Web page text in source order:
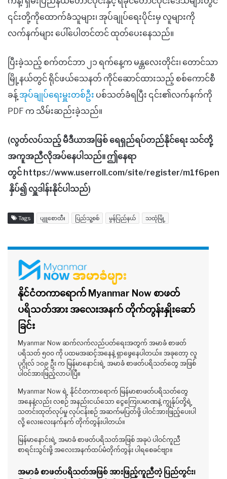
၎င်းတို့ကိုထောက်ခံသူများ၊ အုပ်ချုပ်ရေးပိုင်းမှ လူများကို
လက်နက်များ ပေါ်ပေါတင်တင် ထုတ်ပေးနေသည်။
ပြီးခဲ့သည့် စက်တင်ဘာ ၂၁ ရက်နေ့က မန္တလေးတိုင်း၊ တောင်သာ
မြို့နယ်တွင် ရိုင်ဖယ်သေနတ် ကိုင်ဆောင်ထားသည့် စစ်ကောင်စီ
ခန့် အုပ်ချုပ်ရေးမှူးတစ်ဦး ပစ်သတ်ခံရပြီး ၎င်း၏လက်နက်ကို
PDF က သိမ်းဆည်းခဲ့သည်။
(လွတ်လပ်သည့် မီဒီယာအဖြစ် ရေရှည်ရပ်တည်နိုင်ရေး သင်တို့
အကူအညီလိုအပ်နေပါသည်။ ဤနေရာ
တွင် https://www.userroll.com/site/register/m1f6pen
နှိပ်၍ လှူဒါန်းနိုင်ပါသည်)
Tags ပျူစောထီး ပြည်သူ့စစ် မွန်ပြည်နယ် သထုံမြို့
နိုင်ငံတကာရောက် Myanmar Now စာဖတ်
ပရိသတ်အား အလေးအနက် တိုက်တွန်းနှိုးဆော်
ခြင်း
Myanmar Now ဆက်လက်လည်ပတ်ရေးအတွက် အမာခံ စာဖတ်
ပရိသတ် ၅၀၀ ကို ပထမအဆင့်အနေနဲ့ ရှာဖွေနေပါတယ်။ အခုတော့ လူ
ပုဂ္ဂိုလ် ၁၀၉ ဦး က မြန်မာနောင်းရဲ့ အမာခံ စာဖတ်ပရိသတ်တွေ အဖြစ်
ပါဝင်အားဖြည့်လာပါပြီ။
Myanmar Now ရဲ့ နိုင်ငံတကာရောက် မြန်မာစာဖတ်ပရိသတ်တွေ
အနေနဲ့လည်း လစဉ် အနည်းငယ်သော ငွေကြေးပမာဏနဲ့ ကျွန်ုပ်တို့ရဲ့
သတင်းထုတ်လုပ်မှု လုပ်ငန်းစဉ် အဆက်မပြတ်ဖို့ ပါဝင်အားဖြည့်ပေးပါ
လို့ လေးလေးနက်နက် တိုက်တွန်းပါတယ်။
မြန်မာနောင်းရဲ့ အမာခံ စာဖတ်ပရိသတ်အဖြစ် အခုပဲ ပါဝင်ကူညီ
စာရင်းသွင်းဖို့ အလေးအနက်ထပ်မံတိုက်တွန်း ပါရစေခင်ဗျာ။
အမာခံ စာဖတ်ပရိသတ်အဖြစ် အားဖြည့်ကူညီတဲ့ ပြည်တွင်း၊